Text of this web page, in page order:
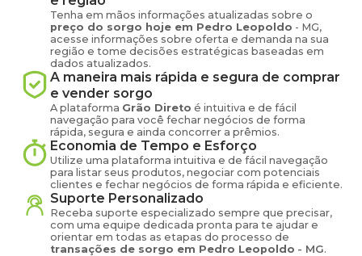
Tenha em mãos informações atualizadas sobre o
preço do sorgo hoje em Pedro Leopoldo - MG,
acesse informações sobre oferta e demanda na sua
região e tome decisões estratégicas baseadas em
dados atualizados.
A maneira mais rápida e segura de comprar
e vender sorgo
A plataforma Grão Direto é intuitiva e de fácil
navegação para você fechar negócios de forma
rápida, segura e ainda concorrer a prêmios.
Economia de Tempo e Esforço
Utilize uma plataforma intuitiva e de fácil navegação
para listar seus produtos, negociar com potenciais
clientes e fechar negócios de forma rápida e eficiente.
Suporte Personalizado
Receba suporte especializado sempre que precisar,
com uma equipe dedicada pronta para te ajudar e
orientar em todas as etapas do processo de
transações de sorgo em Pedro Leopoldo - MG.